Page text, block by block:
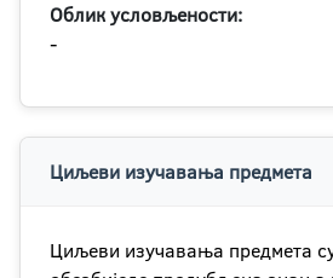
Облик условљености:
-
Циљеви изучавања предмета
Циљеви изучавања предмета